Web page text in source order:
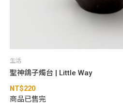
生活
聖神鴿子燭台 | Little Way
NT$220
商品已售完